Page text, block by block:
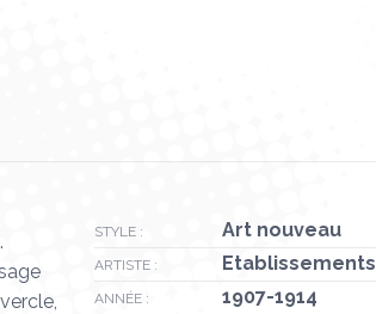
STYLE : Art nouveau
ARTISTE :
ANNÉE : 1907-1914